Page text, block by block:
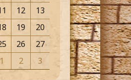
12
13
19
20
26
27
1 2 3